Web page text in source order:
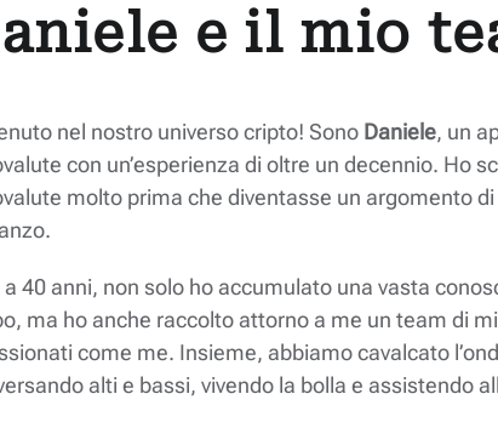
e il mio
nel nostro universo cripto! Sono Daniele, un
con un’esperienza di oltre un decennio. Ho
molto prima che diventasse un argomento
a 40 anni, non solo ho accumulato una vasta
ma ho anche raccolto attorno a me un team di
come me. Insieme, abbiamo cavalcato
alti e bassi, vivendo la bolla e assistendo